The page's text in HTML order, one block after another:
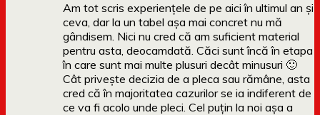
Am tot scris experiențele de pe aici în ultimul an și
ceva, dar la un tabel așa mai concret nu mă
gândisem. Nici nu cred că am suficient material
pentru asta, deocamdată. Căci sunt încă în etapa
în care sunt mai multe plusuri decât minusuri 🙂
Cât privește decizia de a pleca sau rămâne, asta
cred că în majoritatea cazurilor se ia indiferent de
ce va fi acolo unde pleci. Cel puțin la noi așa a